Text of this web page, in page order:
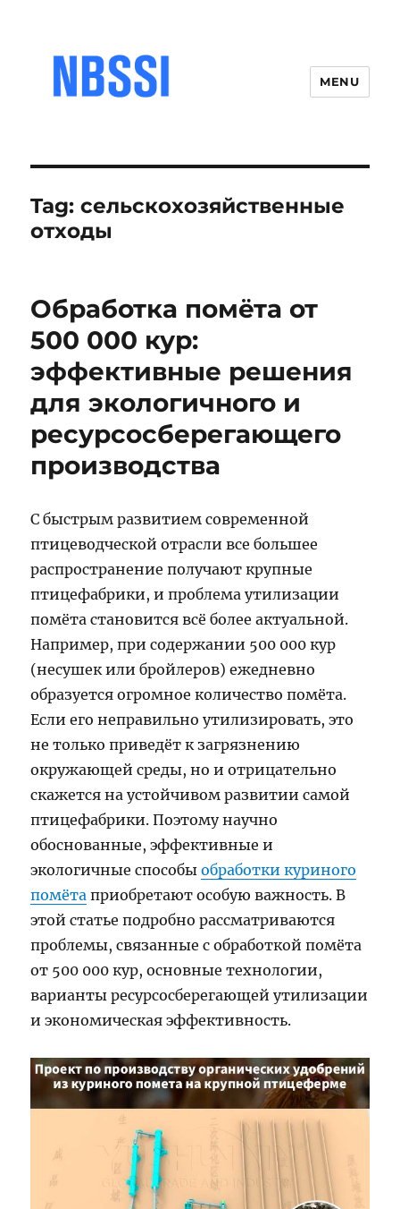
MENU
Tag:сельскохозяйственные
отходы
Обработка помёта от
500 000 кур:
эффективные решения
для экологичного и
ресурсосберегающего
производства
С быстрым развитием современной
птицеводческой отрасли все большее
распространение получают крупные
птицефабрики, и проблема утилизации
помёта становится всё более актуальной.
Например, при содержании 500 000 кур
(несушек или бройлеров) ежедневно
образуется огромное количество помёта.
Если его неправильно утилизировать, это
не только приведёт к загрязнению
окружающей среды, но и отрицательно
скажется на устойчивом развитии самой
птицефабрики. Поэтому научно
обоснованные, эффективные и
экологичные способыобработки куриного
помёта приобретают особую важность. В
этой статье подробно рассматриваются
проблемы, связанные с обработкой помёта
от 500 000 кур, основные технологии,
варианты ресурсосберегающей утилизации
и экономическая эффективность.